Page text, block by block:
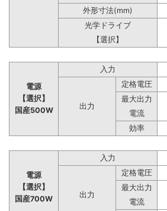
外形寸法(mm)
光学ドライブ
【選択】
電源
【選択】
国産500W
入力
出力
定格電圧
最大出力
電流
効率
電源
【選択】
国産700W
入力
出力
定格電圧
最大出力
電流